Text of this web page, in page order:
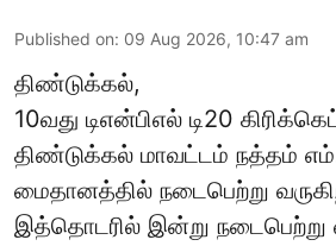
Published on: 09 Aug 2026, 10:47 am
திண்டுக்கல்,
10வது டிஎன்பிஎல் டி20
திண்டுக்கல் மாவட்டம் நத்தம்
மைதானத்தில் நடைபெற்று
இத்தொடரில் இன்று நடைபெற்று